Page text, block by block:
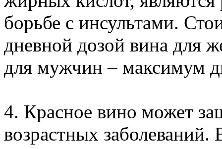
борьбе с инсультами.
дневной дозой вина для
для мужчин – максимум
4. Красное вино может
возрастных заболеваний.